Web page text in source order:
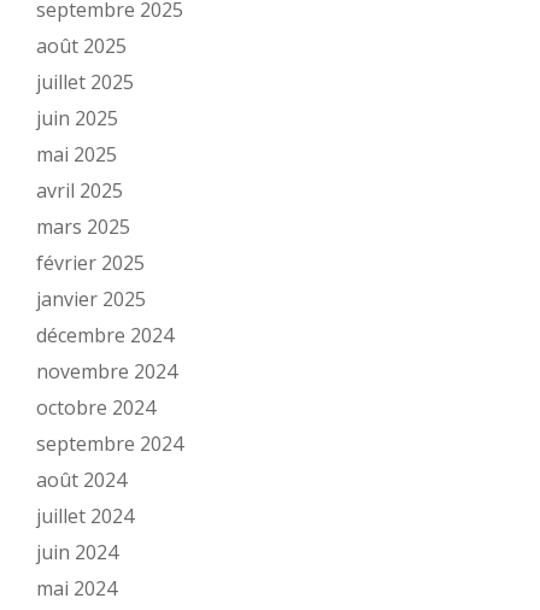
septembre 2025
août 2025
juillet 2025
juin 2025
mai 2025
avril 2025
mars 2025
février 2025
janvier 2025
décembre 2024
novembre 2024
octobre 2024
septembre 2024
août 2024
juillet 2024
juin 2024
mai 2024